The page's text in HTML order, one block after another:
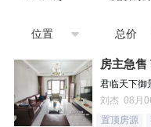
位置 总价
房主急
君临天下御
刘杰 08月
置顶房源